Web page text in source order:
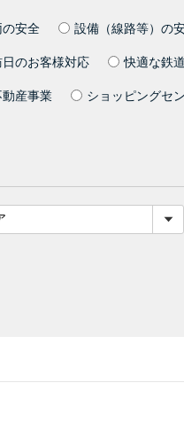
安全 設備（線路等）の
日のお客様対応 快適な鉄
動産事業 ショッピングセ